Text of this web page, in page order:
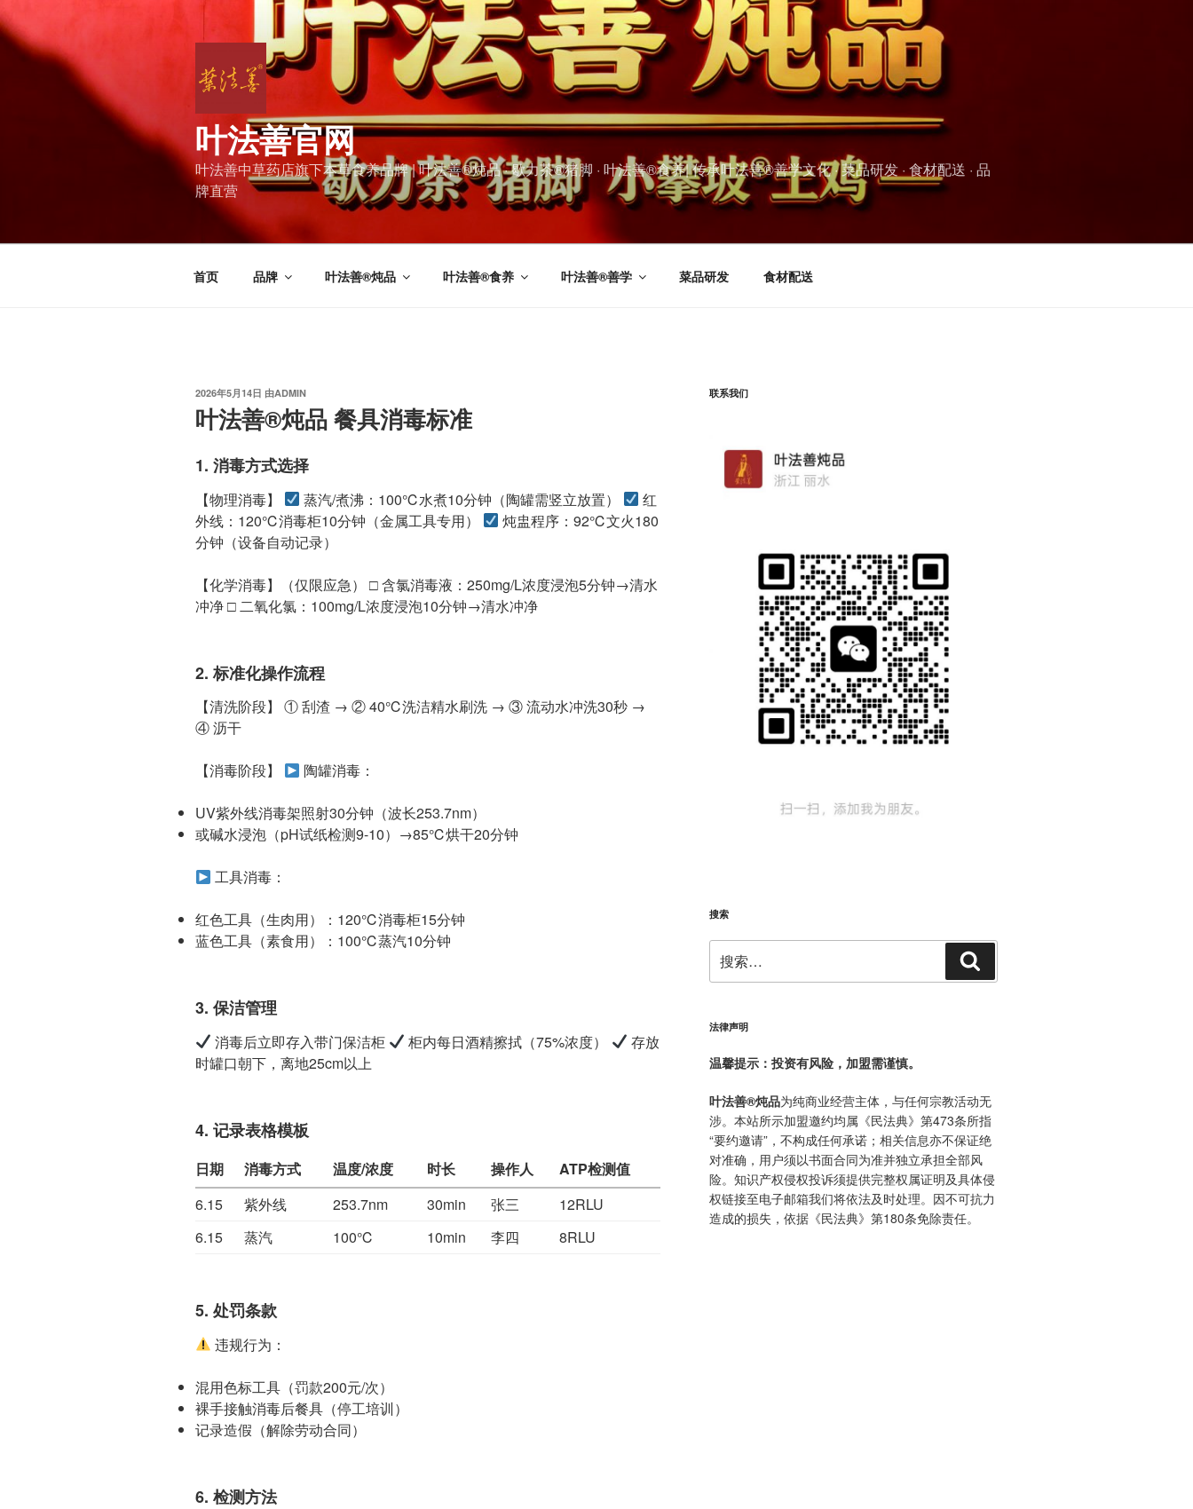
跳
至
叶法善官网
叶法善中草药店旗下本草食养品牌 | 叶法善®炖品 · 歇力茶®猪脚 · 叶法善®食养| 传承叶法善®善学文化 · 菜品研发 · 食材配送 · 品
牌直营
首页 品牌 叶法善®炖品 叶法善®食养 叶法善®善学 菜品研发 食材配送
发
布
于
2026年5月14日 由ADMIN
叶法善®️炖品 餐具消毒标准
1. 消毒方式选择
【物理消毒】 蒸汽/煮沸：100℃水煮10分钟（陶罐需竖立放置）
红
外线：120℃消毒柜10分钟（金属工具专用）
炖盅程序：92℃文火180
分钟（设备自动记录）
【化学消毒】（仅限应急） □ 含氯消毒液：250mg/L浓度浸泡5分钟→清水
冲净 □ 二氧化氯：100mg/L浓度浸泡10分钟→清水冲净
2. 标准化操作流程
【清洗阶段】 ① 刮渣 → ② 40℃洗洁精水刷洗 → ③ 流动水冲洗30秒 →
④ 沥干
【消毒阶段】 陶罐消毒：
UV紫外线消毒架照射30分钟（波长253.7nm）
或碱水浸泡（pH试纸检测9-10）→85℃烘干20分钟
工具消毒：
红色工具（生肉用）：120℃消毒柜15分钟
蓝色工具（素食用）：100℃蒸汽10分钟
3. 保洁管理
消毒后立即存入带门保洁柜 柜内每日酒精擦拭（75%浓度）
存放
时罐口朝下，离地25cm以上
4. 记录表格模板
日期 消毒方式 温度/浓度 时长 操作人
ATP检测值
6.15
紫外线 253.7nm 30min 张三
12RLU
6.15
蒸汽 100℃ 10min 李四 8RLU
5. 处罚条款
违规行为：
混用色标工具（罚款200元/次）
裸手接触消毒后餐具（停工培训）
记录造假（解除劳动合同）
6. 检测方法
联系我们
搜索
索：
索
法律声明
温馨提示：投资有风险，加盟需谨慎。
叶法善®炖品为纯商业经营主体，与任何宗教活动无
涉。本站所示加盟邀约均属《民法典》第473条所指
“要约邀请”，不构成任何承诺；相关信息亦不保证绝
对准确，用户须以书面合同为准并独立承担全部风
险。知识产权侵权投诉须提供完整权属证明及具体侵
权链接至电子邮箱我们将依法及时处理。因不可抗力
造成的损失，依据《民法典》第180条免除责任。